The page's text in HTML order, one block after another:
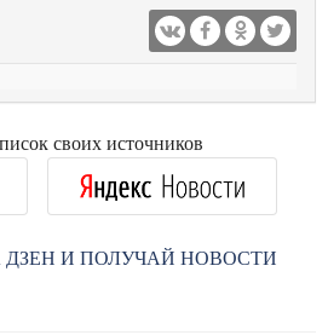
своих источников
И ПОЛУЧАЙ НОВОСТИ